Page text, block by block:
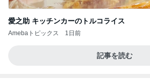
愛之助 キッチンカーのトルコライス
Amebaトピックス 1日前
記事を読む